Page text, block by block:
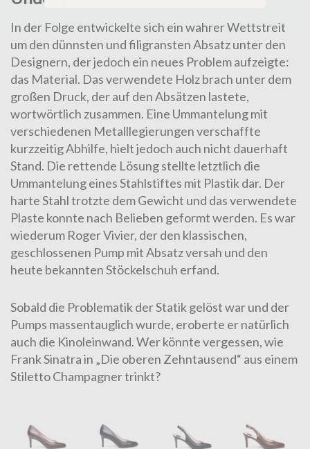
In der Folge entwickelte sich ein wahrer Wettstreit
um den dünnsten und filigransten Absatz unter den
Designern, der jedoch ein neues Problem aufzeigte:
das Material. Das verwendete Holz brach unter dem
großen Druck, der auf den Absätzen lastete,
wortwörtlich zusammen. Eine Ummantelung mit
verschiedenen Metalllegierungen verschaffte
kurzzeitig Abhilfe, hielt jedoch auch nicht dauerhaft
Stand. Die rettende Lösung stellte letztlich die
Ummantelung eines Stahlstiftes mit Plastik dar. Der
harte Stahl trotzte dem Gewicht und das verwendete
Plaste konnte nach Belieben geformt werden. Es war
wiederum Roger Vivier, der den klassischen,
geschlossenen Pump mit Absatz versah und den
heute bekannten Stöckelschuh erfand.
Sobald die Problematik der Statik gelöst war und der
Pumps massentauglich wurde, eroberte er natürlich
auch die Kinoleinwand. Wer könnte vergessen, wie
Frank Sinatra in „Die oberen Zehntausend“ aus einem
Stiletto Champagner trinkt?